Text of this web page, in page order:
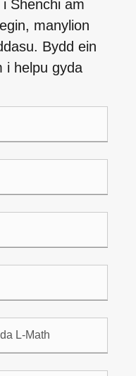
Shenchi am
manylion
Bydd ein
i helpu gyda